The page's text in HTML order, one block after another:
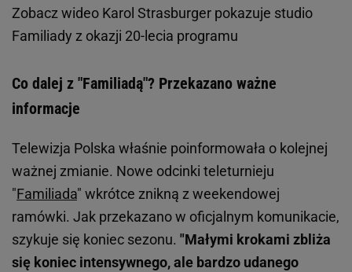
Zobacz wideo Karol Strasburger pokazuje studio
Familiady z okazji 20-lecia programu
Co dalej z "Familiadą"? Przekazano ważne
informacje
Telewizja Polska właśnie poinformowała o kolejnej
ważnej zmianie. Nowe odcinki teleturnieju
"Familiada" wkrótce znikną z weekendowej
ramówki. Jak przekazano w oficjalnym komunikacie,
szykuje się koniec sezonu. "Małymi krokami zbliża
się koniec intensywnego, ale bardzo udanego